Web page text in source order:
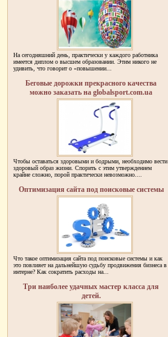
На сегодняшний день, практически у каждого работника
имеется диплом о высшем образовании. Этим никого не
удивить, что говорит о «повышении...
Беговые дорожки прекрасного качества
можно заказать на globalsport.com.ua
Чтобы оставаться здоровыми и бодрыми, необходимо вести
здоровый образ жизни. Спорить с этим утверждением
крайне сложно, порой практически невозможно....
Оптимизация сайта под поисковые системы
Что такое оптимизация сайта под поисковые системы и как
это повлияет на дальнейшую судьбу продвижения бизнеса в
интерне? Как сократить расходы на...
Три наиболее удачных мастер класса для
детей.